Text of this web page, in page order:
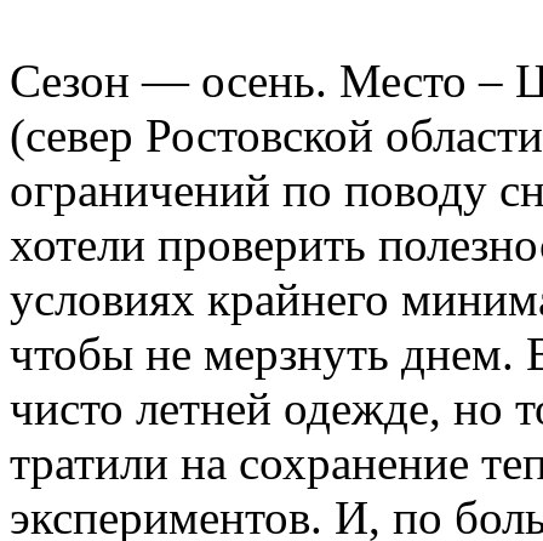
Сезон — осень. Место –
(север Ростовской
ограничений по поводу
хотели проверить
условиях крайнего
чтобы не мерзнуть
чисто летней одежде, но
тратили на сохранение
экспериментов. И, по